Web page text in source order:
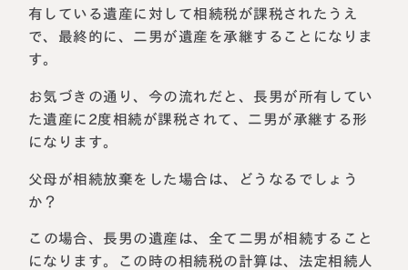
450-0002
知県名古屋市中村区名駅三丁目28
名古屋ビルヂング25階
〒330-0854
大宮ソラミチKOZ4階
有している遺産に対して相続税が課税されたうえ
で、最終的に、二男が遺産を承継することになりま
す。
お気づきの通り、今の流れだと、長男が所有してい
た遺産に2度相続が課税されて、二男が承継する形
になります。
父母が相続放棄をした場合は、どうなるでしょう
か？
この場合、長男の遺産は、全て二男が相続すること
になります。この時の相続税の計算は、法定相続人